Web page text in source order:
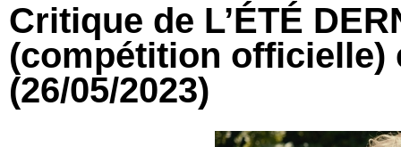
Critique de L’ÉTÉ
(compétition officielle)
(26/05/2023)